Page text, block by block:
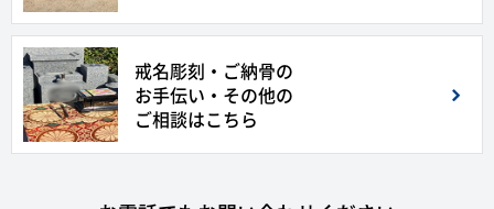
戒名彫刻・ご納骨の
お手伝い・その他の
ご相談はこちら